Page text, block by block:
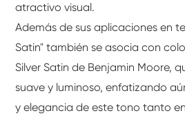
atractivo visual.
Además de sus aplicaciones en
Satin" también se asocia con
Silver Satin de Benjamin Moore,
suave y luminoso, enfatizando
y elegancia de este tono tanto